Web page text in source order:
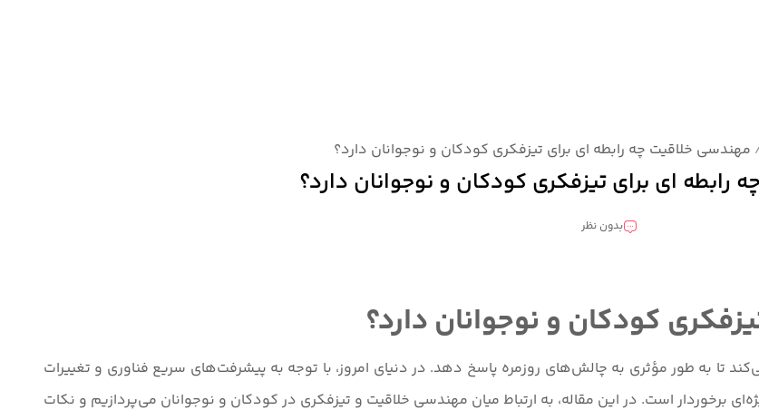
/ مهندسی خلاقیت چه رابطه ای برای تیزفکری کودکان و نوجوانان دارد؟
ای برای تیزفکری کودکان و نوجوانان دارد؟
بدون نظر
کودکان و نوجوانان دارد؟
به طور مؤثری به چالش‌های روزمره پاسخ دهد. در دنیای امروز، با توجه به پیشرفت‌های سریع فناوری و تغییرات
برخوردار است. در این مقاله، به ارتباط میان مهندسی خلاقیت و تیزفکری در کودکان و نوجوانان می‌پردازیم و نکات